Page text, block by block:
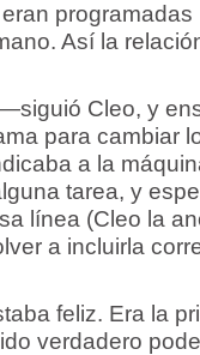
Así la
Cleo, y
para cambiar
a la
tarea, y
línea (Cleo la
a incluirla
feliz. Era la
verdadero